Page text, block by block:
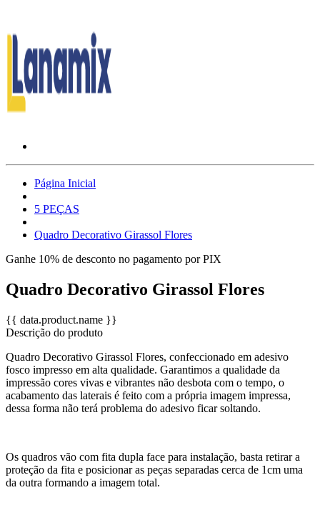
Página Inicial
5 PEÇAS
Quadro Decorativo Girassol Flores
Ganhe 10% de desconto no pagamento por PIX
Quadro Decorativo Girassol Flores
{{ data.product.name }}
Descrição do produto
Quadro Decorativo Girassol Flores, confeccionado em adesivo
fosco impresso em alta qualidade. Garantimos a qualidade da
impressão cores vivas e vibrantes não desbota com o tempo, o
acabamento das laterais é feito com a própria imagem impressa,
dessa forma não terá problema do adesivo ficar soltando.
Os quadros vão com fita dupla face para instalação, basta retirar a
proteção da fita e posicionar as peças separadas cerca de 1cm uma
da outra formando a imagem total.